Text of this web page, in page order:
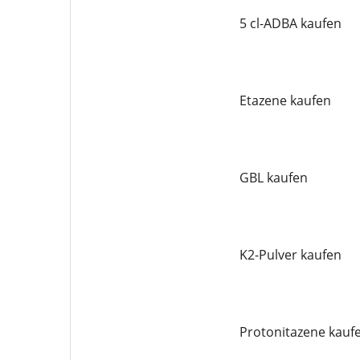
5 cl-ADBA kaufen
Etazene kaufen
GBL kaufen
K2-Pulver kaufen
Protonitazene